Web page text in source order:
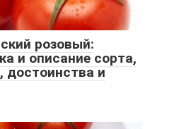
розовый:
и описание сорта,
достоинства и